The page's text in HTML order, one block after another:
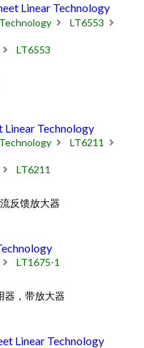
Linear Technology
LT6553
LT6553
Technology
LT6211
LT6211
反馈放大器
LT1675-1
器，带放大器
Linear Technology